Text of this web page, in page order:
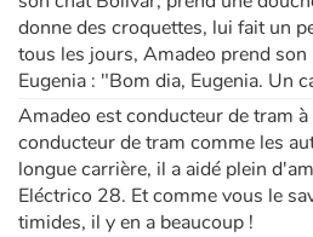
donne des croquettes, lui fait un
tous les jours, Amadeo prend
Eugenia : "Bom dia, Eugenia. Un
Amadeo est conducteur de tram
conducteur de tram comme les
longue carrière, il a aidé plein
Eléctrico 28. Et comme vous le
timides, il y en a beaucoup !